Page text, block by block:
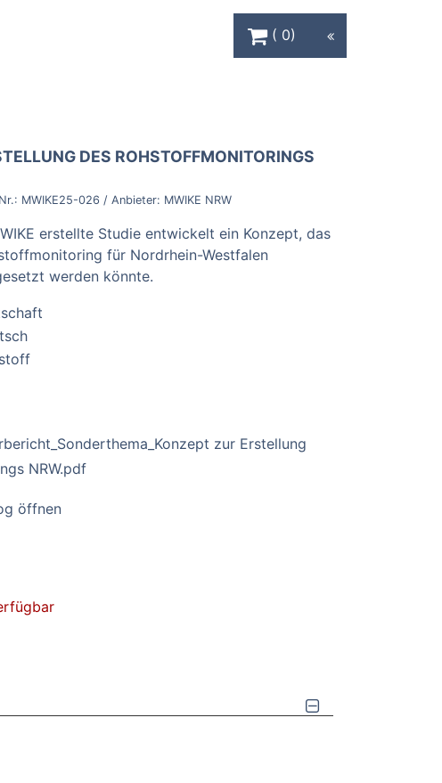
0
DES ROHSTOFFMONITORINGS
MWIKE25-026 / Anbieter: MWIKE NRW
erstellte Studie entwickelt ein Konzept, das
für Nordrhein-Westfalen
werden könnte.
zur Erstellung
NRW.pdf
öffnen